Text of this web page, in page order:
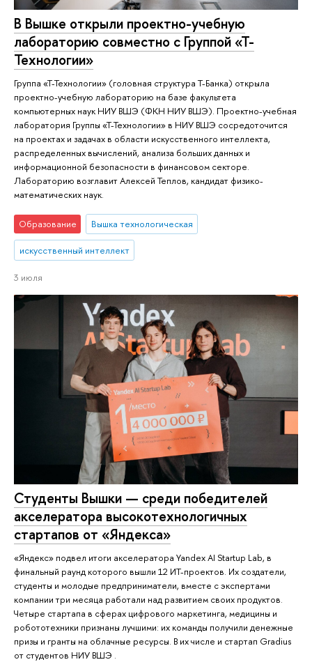
В Вышке открыли проектно-учебную
лабораторию совместно с Группой «Т-
Технологии»
Группа «Т-Технологии» (головная структура Т-Банка) открыла
проектно-учебную лабораторию на базе факультета
компьютерных наук НИУ ВШЭ (ФКН НИУ ВШЭ). Проектно-учебная
лаборатория Группы «Т-Технологии» в НИУ ВШЭ сосредоточится
на проектах и задачах в области искусственного интеллекта,
распределенных вычислений, анализа больших данных и
информационной безопасности в финансовом секторе.
Лабораторию возглавит Алексей Теплов, кандидат физико-
математических наук.
Образование Вышка технологическая
искусственный интеллект
3 июля
Студенты Вышки — среди победителей
акселератора высокотехнологичных
стартапов от «Яндекса»
«Яндекс» подвел итоги акселератора Yandex AI Startup Lab, в
финальный раунд которого вышли 12 ИТ-проектов. Их создатели,
студенты и молодые предприниматели, вместе с экспертами
компании три месяца работали над развитием своих продуктов.
Четыре стартапа в сферах цифрового маркетинга, медицины и
робототехники признаны лучшими: их команды получили денежные
призы и гранты на облачные ресурсы. В их числе и стартап Gradius
от студентов НИУ ВШЭ .